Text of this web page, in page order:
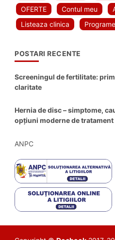
OFERTE
Contul meu
Listeaza clinica
POSTARI RECENTE
Screeningul de fertilitate:
claritate
Hernia de disc – simptome,
opțiuni moderne de tratament
ANPC